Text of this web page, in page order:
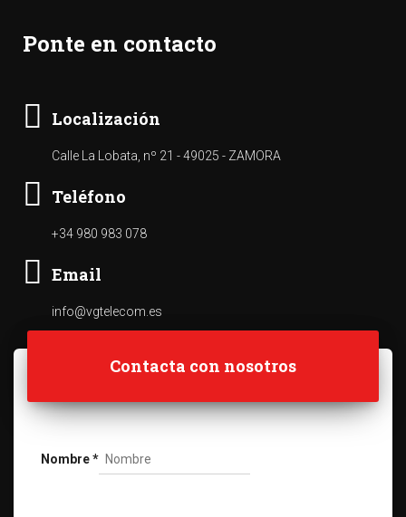
Ponte en contacto
Localización
Calle La Lobata, nº 21 - 49025 - ZAMORA
Teléfono
+34 980 983 078
Email
info@vgtelecom.es
Contacta con nosotros
Nombre*